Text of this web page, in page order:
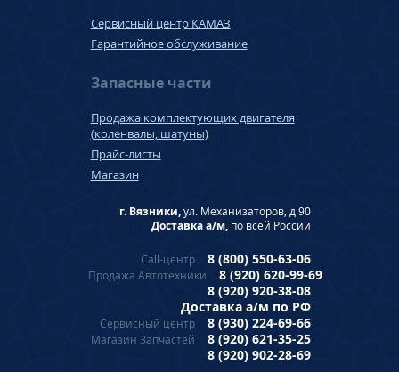
Сервисный центр КАМАЗ
Гарантийное обслуживание
Запасные части
Продажа комплектующих двигателя
(коленвалы, шатуны)
Прайс-листы
Магазин
г. Вязники,ул. Механизаторов, д 90
Доставка а/м, по всей России
Call-центр 8 (800) 550-63-06
Продажа Автотехники
8 (920) 620-99-69
8 (920) 920-38-08
Доставка а/м по РФ
Сервисный центр 8 (930) 224-69-66
Магазин Запчастей
8 (920) 621-35-25
8 (920) 902-28-69